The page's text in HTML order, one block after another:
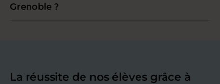
Grenoble ?
La réussite de nos élèves grâce à